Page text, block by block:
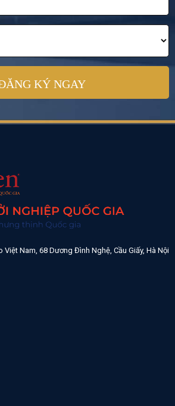
Việt Nam, 68 Dương Đình Nghệ, Cầu Giấy, Hà Nội